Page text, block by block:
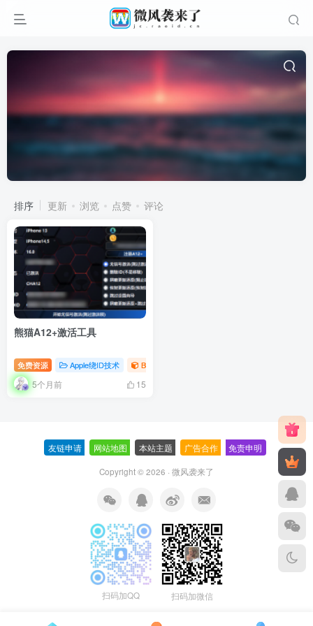
排序 更新 浏览 点赞 评论
熊猫A12+激活工具
免费资源 Apple绕ID技术 Bypass
5个月前 15
友链申请 网站地图 本站主题 广告合作 免责申明
Copyright © 2026 · 微风袭来了
扫码加QQ 扫码加微信